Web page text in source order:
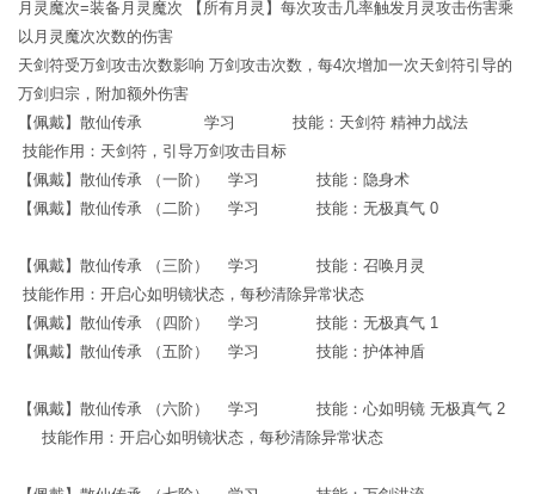
月灵魔次=装备月灵魔次 【所有月灵】每次攻击几率触发月灵攻击伤害乘
以月灵魔次次数的伤害
天剑符受万剑攻击次数影响 万剑攻击次数，每4次增加一次天剑符引导的
万剑归宗，附加额外伤害
【佩戴】散仙传承 学习 技能：天剑符 精神力战法
技能作用：天剑符，引导万剑攻击目标
【佩戴】散仙传承 （一阶） 学习 技能：隐身术
【佩戴】散仙传承 （二阶） 学习 技能：无极真气 0
【佩戴】散仙传承 （三阶） 学习 技能：召唤月灵
技能作用：开启心如明镜状态，每秒清除异常状态
【佩戴】散仙传承 （四阶） 学习 技能：无极真气 1
【佩戴】散仙传承 （五阶） 学习 技能：护体神盾
【佩戴】散仙传承 （六阶） 学习 技能：心如明镜 无极真气 2
技能作用：开启心如明镜状态，每秒清除异常状态